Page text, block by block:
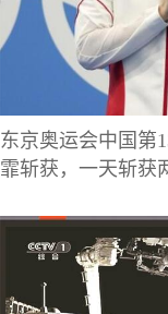
东京奥运会中国第
霏斩获，一天斩获